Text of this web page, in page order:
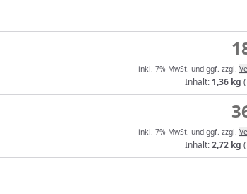
inkl. 7% MwSt. und ggf. zzgl.
Inhalt: 1,36 kg
inkl. 7% MwSt. und ggf. zzgl.
Inhalt:2,72 kg